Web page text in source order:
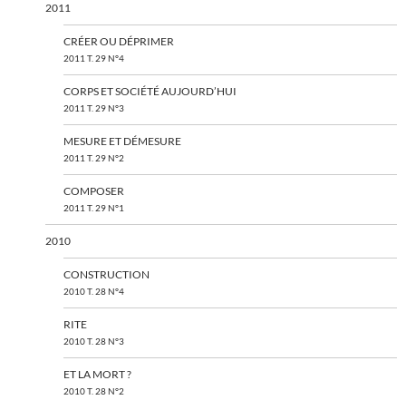
2011
CRÉER OU DÉPRIMER
2011 T. 29 N°4
CORPS ET SOCIÉTÉ AUJOURD’HUI
2011 T. 29 N°3
MESURE ET DÉMESURE
2011 T. 29 N°2
COMPOSER
2011 T. 29 N°1
2010
CONSTRUCTION
2010 T. 28 N°4
RITE
2010 T. 28 N°3
ET LA MORT ?
2010 T. 28 N°2